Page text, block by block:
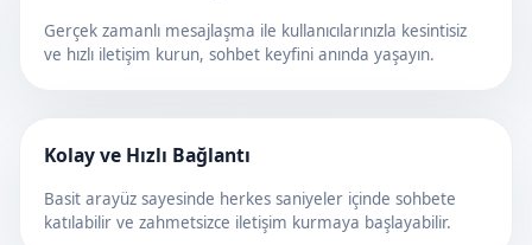
Gerçek zamanlı mesajlaşma ile kullanıcılarınızla kesintisiz
ve hızlı iletişim kurun, sohbet keyfini anında yaşayın.
Kolay ve Hızlı Bağlantı
Basit arayüz sayesinde herkes saniyeler içinde sohbete
katılabilir ve zahmetsizce iletişim kurmaya başlayabilir.